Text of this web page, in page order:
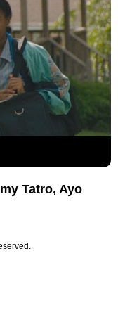
Tatro, Ayo